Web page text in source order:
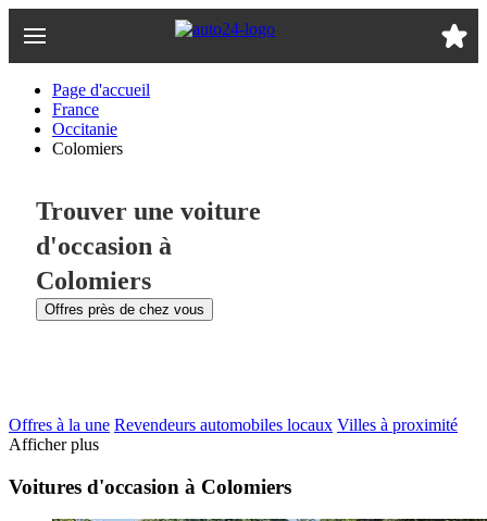
au
Page d'accueil
France
Occitanie
Colomiers
Trouver une voiture
d'occasion à
Colomiers
Offres près de chez vous
Offres à la une Revendeurs automobiles locaux Villes à proximité
Afficher plus
Voitures d'occasion à Colomiers